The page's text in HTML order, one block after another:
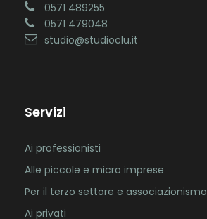
0571 489255
0571 479048
studio@studioclu.it
Servizi
Ai professionisti
Alle piccole e micro imprese
Per il terzo settore e associazionismo
Ai privati